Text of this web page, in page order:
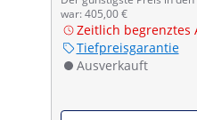
war: 405,00 €
Zeitlich begrenztes
Tiefpreisgarantie
Ausverkauft